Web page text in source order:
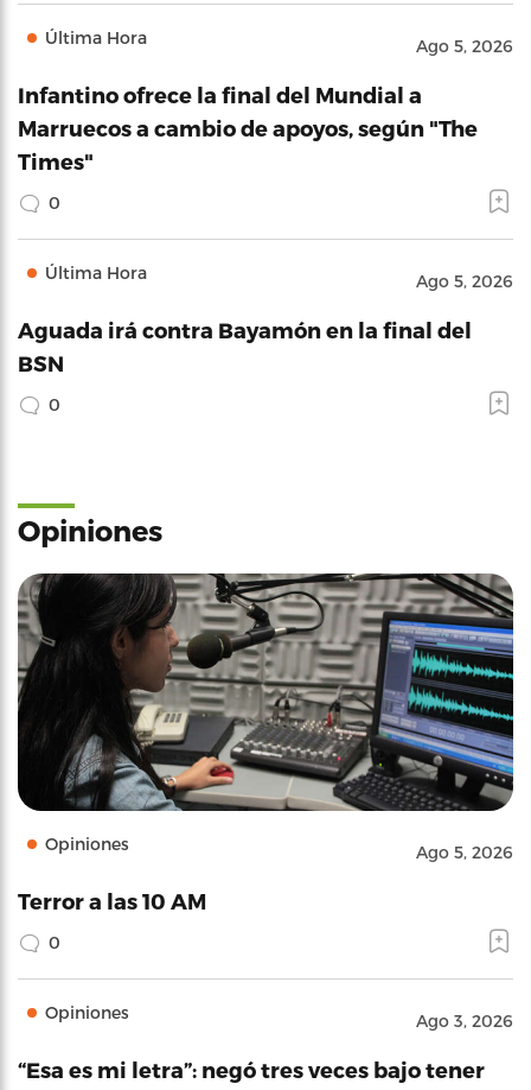
Última Hora Ago 5, 2026
Infantino ofrece la final del Mundial a
Marruecos a cambio de apoyos, según "The
Times"
0
Última Hora Ago 5, 2026
Aguada irá contra Bayamón en la final del
BSN
0
Opiniones
Opiniones Ago 5, 2026
Terror a las 10 AM
0
Opiniones Ago 3, 2026
“Esa es mi letra”: negó tres veces bajo tener